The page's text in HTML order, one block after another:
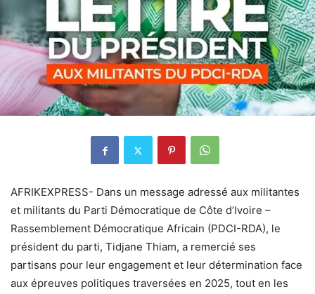
AFRIKEXPRESS- Dans un message adressé aux militantes
et militants du Parti Démocratique de Côte d’Ivoire –
Rassemblement Démocratique Africain (PDCI-RDA), le
président du parti, Tidjane Thiam, a remercié ses
partisans pour leur engagement et leur détermination face
aux épreuves politiques traversées en 2025, tout en les